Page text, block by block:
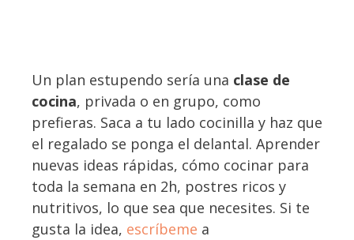
Un plan estupendo sería una clase de
cocina, privada o en grupo, como
prefieras. Saca a tu lado cocinilla y haz que
el regalado se ponga el delantal. Aprender
nuevas ideas rápidas, cómo cocinar para
toda la semana en 2h, postres ricos y
nutritivos, lo que sea que necesites. Si te
gusta la idea, escríbeme a